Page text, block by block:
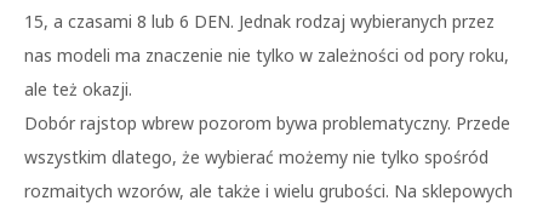
15, a czasami 8 lub 6 DEN. Jednak rodzaj wybieranych przez
nas modeli ma znaczenie nie tylko w zależności od pory roku,
ale też okazji.
Dobór rajstop wbrew pozorom bywa problematyczny. Przede
wszystkim dlatego, że wybierać możemy nie tylko spośród
rozmaitych wzorów, ale także i wielu grubości. Na sklepowych